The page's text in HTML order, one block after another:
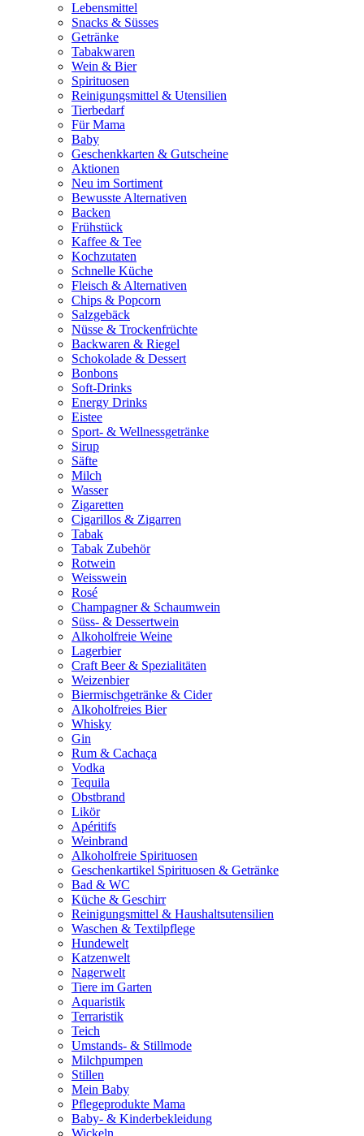
Lebensmittel
Snacks & Süsses
Getränke
Tabakwaren
Wein & Bier
Spirituosen
Reinigungsmittel & Utensilien
Tierbedarf
Für Mama
Baby
Geschenkkarten & Gutscheine
Aktionen
Neu im Sortiment
Bewusste Alternativen
Backen
Frühstück
Kaffee & Tee
Kochzutaten
Schnelle Küche
Fleisch & Alternativen
Chips & Popcorn
Salzgebäck
Nüsse & Trockenfrüchte
Backwaren & Riegel
Schokolade & Dessert
Bonbons
Soft-Drinks
Energy Drinks
Eistee
Sport- & Wellnessgetränke
Sirup
Säfte
Milch
Wasser
Zigaretten
Cigarillos & Zigarren
Tabak
Tabak Zubehör
Rotwein
Weisswein
Rosé
Champagner & Schaumwein
Süss- & Dessertwein
Alkoholfreie Weine
Lagerbier
Craft Beer & Spezialitäten
Weizenbier
Biermischgetränke & Cider
Alkoholfreies Bier
Whisky
Gin
Rum & Cachaça
Vodka
Tequila
Obstbrand
Likör
Apéritifs
Weinbrand
Alkoholfreie Spirituosen
Geschenkartikel Spirituosen & Getränke
Bad & WC
Küche & Geschirr
Reinigungsmittel & Haushaltsutensilien
Waschen & Textilpflege
Hundewelt
Katzenwelt
Nagerwelt
Tiere im Garten
Aquaristik
Terraristik
Teich
Umstands- & Stillmode
Milchpumpen
Stillen
Mein Baby
Pflegeprodukte Mama
Baby- & Kinderbekleidung
Wickeln